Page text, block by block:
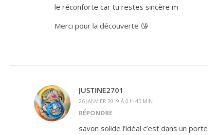
le réconforte car tu restes sincère m
Merci pour la découverte 😘
JUSTINE2701
26 JANVIER 2019 À 0 H 45 MIN
RÉPONDRE
savon solide l’idéal c’est dans un porte